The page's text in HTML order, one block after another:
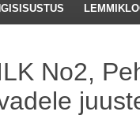
No2,